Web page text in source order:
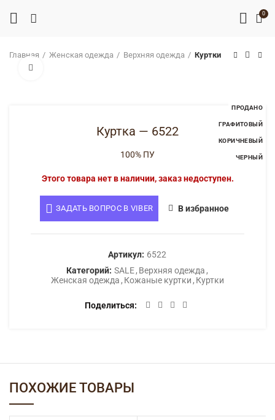
0
Главная Женская одежда Верхняя одежда Куртки
ПРОДАНО
ГРАФИТОВЫЙ
КОРИЧНЕВЫЙ
ЧЕРНЫЙ
Куртка — 6522
100% ПУ
Этого товара нет в наличии, заказ недоступен.
ЗАДАТЬ ВОПРОС В VIBER В избранное
Артикул: 6522
Категорий: SALE, Верхняя одежда ,
Женская одежда , Кожаные куртки , Куртки
Поделиться
ПОХОЖИЕ ТОВАРЫ